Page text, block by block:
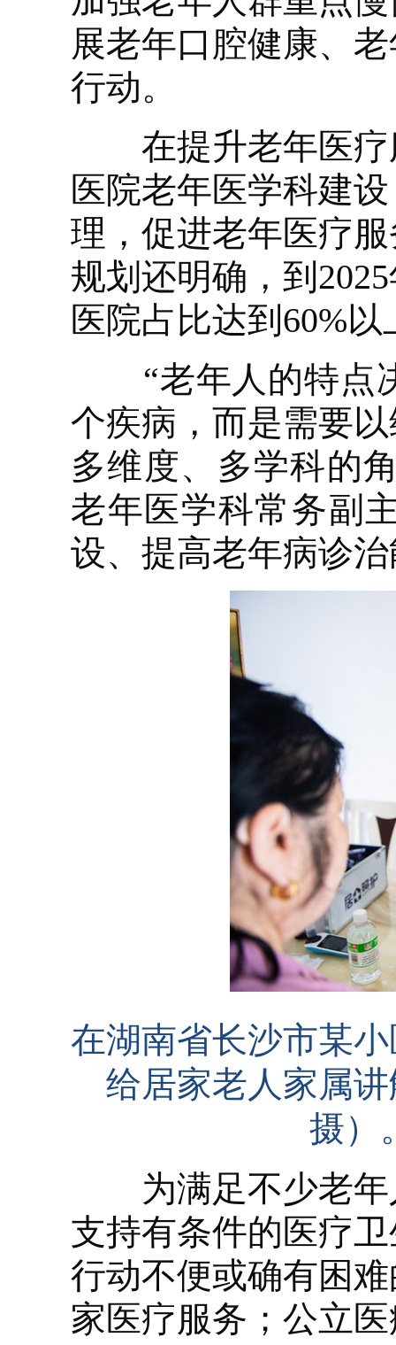
展老年口腔健康、
行动。
在提升老年医疗
医院老年医学科建
理，促进老年医疗
规划还明确，到
医院占比达到60%以
“老年人的特点决
个疾病，而是需要
多维度、多学科的
老年医学科常务副
设、提高老年病诊
在湖南省长沙市某
给居家老人家属
摄）
为满足不少老年
支持有条件的医疗
行动不便或确有困
家医疗服务；公立